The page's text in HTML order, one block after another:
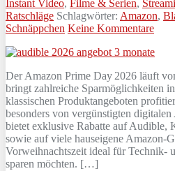
Instant Video, Filme & Serien,
Ratschläge Schlagwörter: Amazon,
Schnäppchen Keine Kommentare
Der Amazon Prime Day 2026 läuft
bringt zahlreiche Sparmöglichkeiten
klassischen Produktangeboten
besonders von vergünstigten
bietet exklusive Rabatte auf Audible,
sowie auf viele hauseigene Amazon-
Vorweihnachtszeit ideal für Technik-
sparen möchten. […]